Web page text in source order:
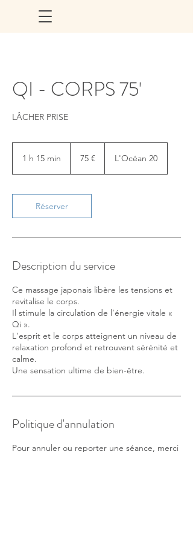
QI - CORPS 75'
LÂCHER PRISE
1 h 15 min
m
i
n
75 € L'Océan 20
Réserver
Description du service
Ce massage japonais libère les tensions et
revitalise le corps.
Il stimule la circulation de l’énergie vitale «
Qi ».
L'esprit et le corps atteignent un niveau de
relaxation profond et retrouvent sérénité et
calme.
Une sensation ultime de bien-être.
Politique d'annulation
Pour annuler ou reporter une séance, merci